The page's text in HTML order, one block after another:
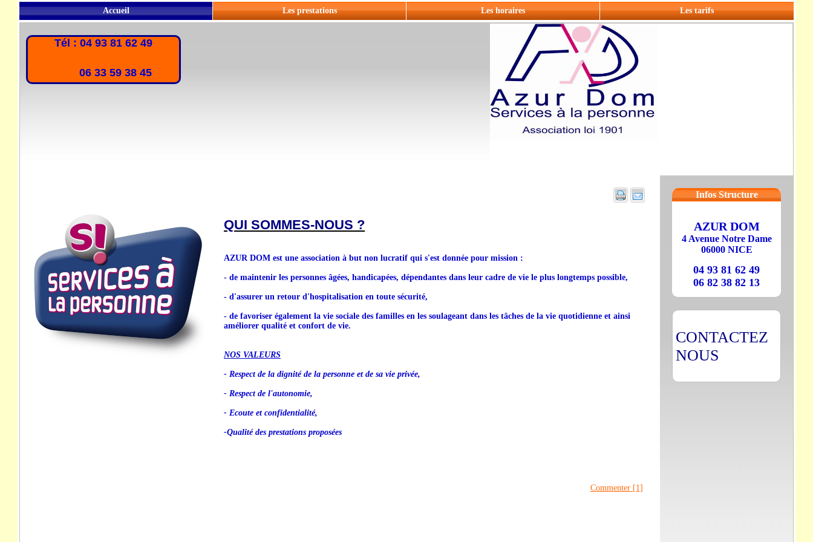
Accueil Les prestations Les horaires Les tarifs
Tél : 04 93 81 62 49
06 33 59 38 45
QUI SOMMES-NOUS ?
AZUR DOM est une association à but non lucratif qui s'est donnée pour mission :
- de maintenir les personnes âgées, handicapées, dépendantes dans leur cadre de vie le plus longtemps possible,
- d'assurer un retour d'hospitalisation en toute sécurité,
- de favoriser également la vie sociale des familles en les soulageant dans les tâches de la vie quotidienne et ainsi
améliorer qualité et confort de vie.
NOS VALEURS
- Respect de la dignité de la personne et de sa vie privée,
- Respect de l'autonomie,
- Ecoute et confidentialité,
-Qualité des prestations proposées
Commenter [1]
Infos Structure
AZUR DOM
4 Avenue Notre Dame
06000 NICE
04 93 81 62 49
06 82 38 82 13
CONTACTEZ
NOUS